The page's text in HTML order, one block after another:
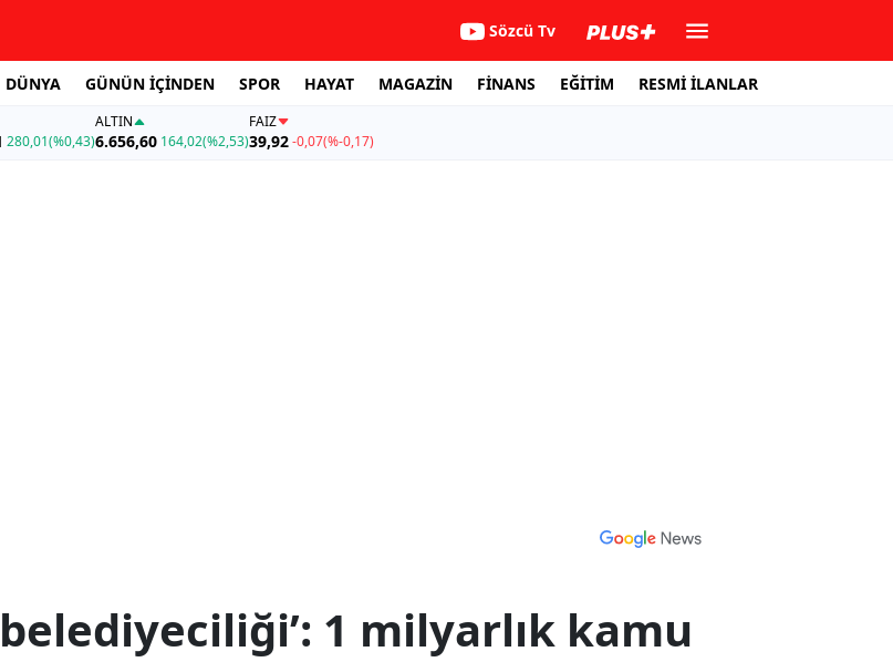
Sözcü Tv
DÜNYA GÜNÜN İÇİNDEN SPOR HAYAT MAGAZİN FİNANS EĞİTİM RESMİ İLANLAR
280,01(%0,43)
ALTIN
6.656,60 164,02(%2,53)
FAİZ
39,92-0,07(%-0,17)
belediyeciliği’: 1 milyarlık kamu